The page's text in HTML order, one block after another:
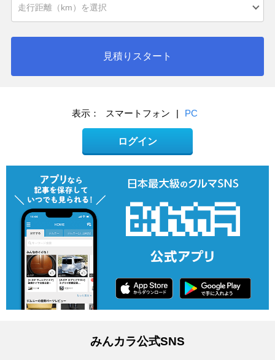
見積りスタート
表示： スマートフォン | PC
ログイン
みんカラ公式SNS